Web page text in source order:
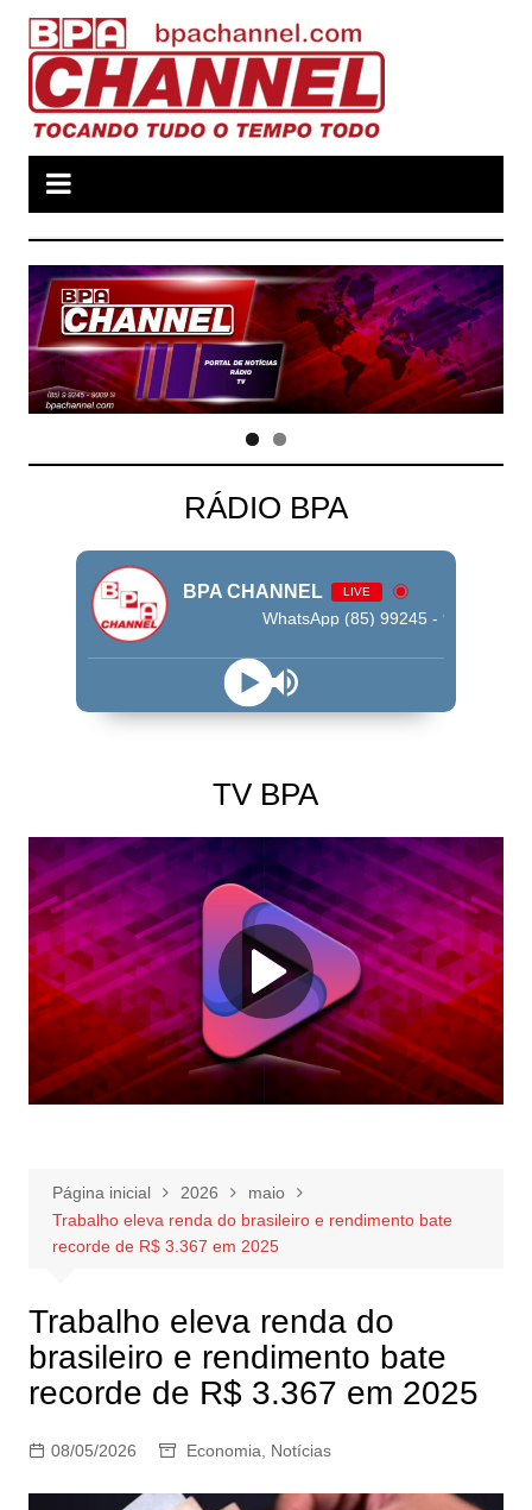
para
conteúdo
RÁDIO BPA
BPA CHANNEL LIVE
WhatsApp (85) 99245 - 9009
TV BPA
Página inicial 2026
maio
Trabalho eleva renda do brasileiro e rendimento bate
recorde de R$ 3.367 em 2025
Trabalho eleva renda do
brasileiro e rendimento bate
recorde de R$ 3.367 em 2025
08/05/2026 Economia Notícias